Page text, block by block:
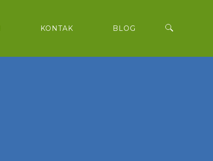
KONTAK BLOG